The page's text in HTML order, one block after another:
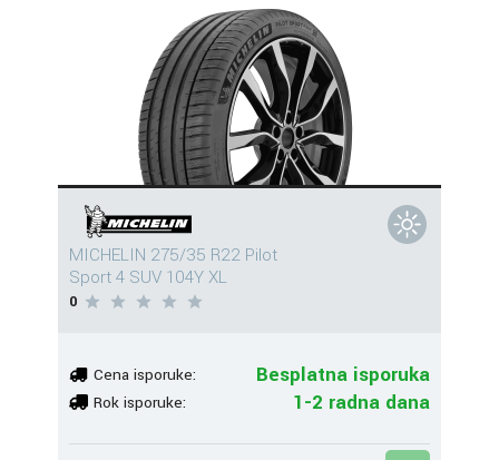
MICHELIN 275/35 R22 Pilot
Sport 4 SUV 104Y XL
0
Cena isporuke: Besplatna isporuka
Rok isporuke: 1-2 radna dana